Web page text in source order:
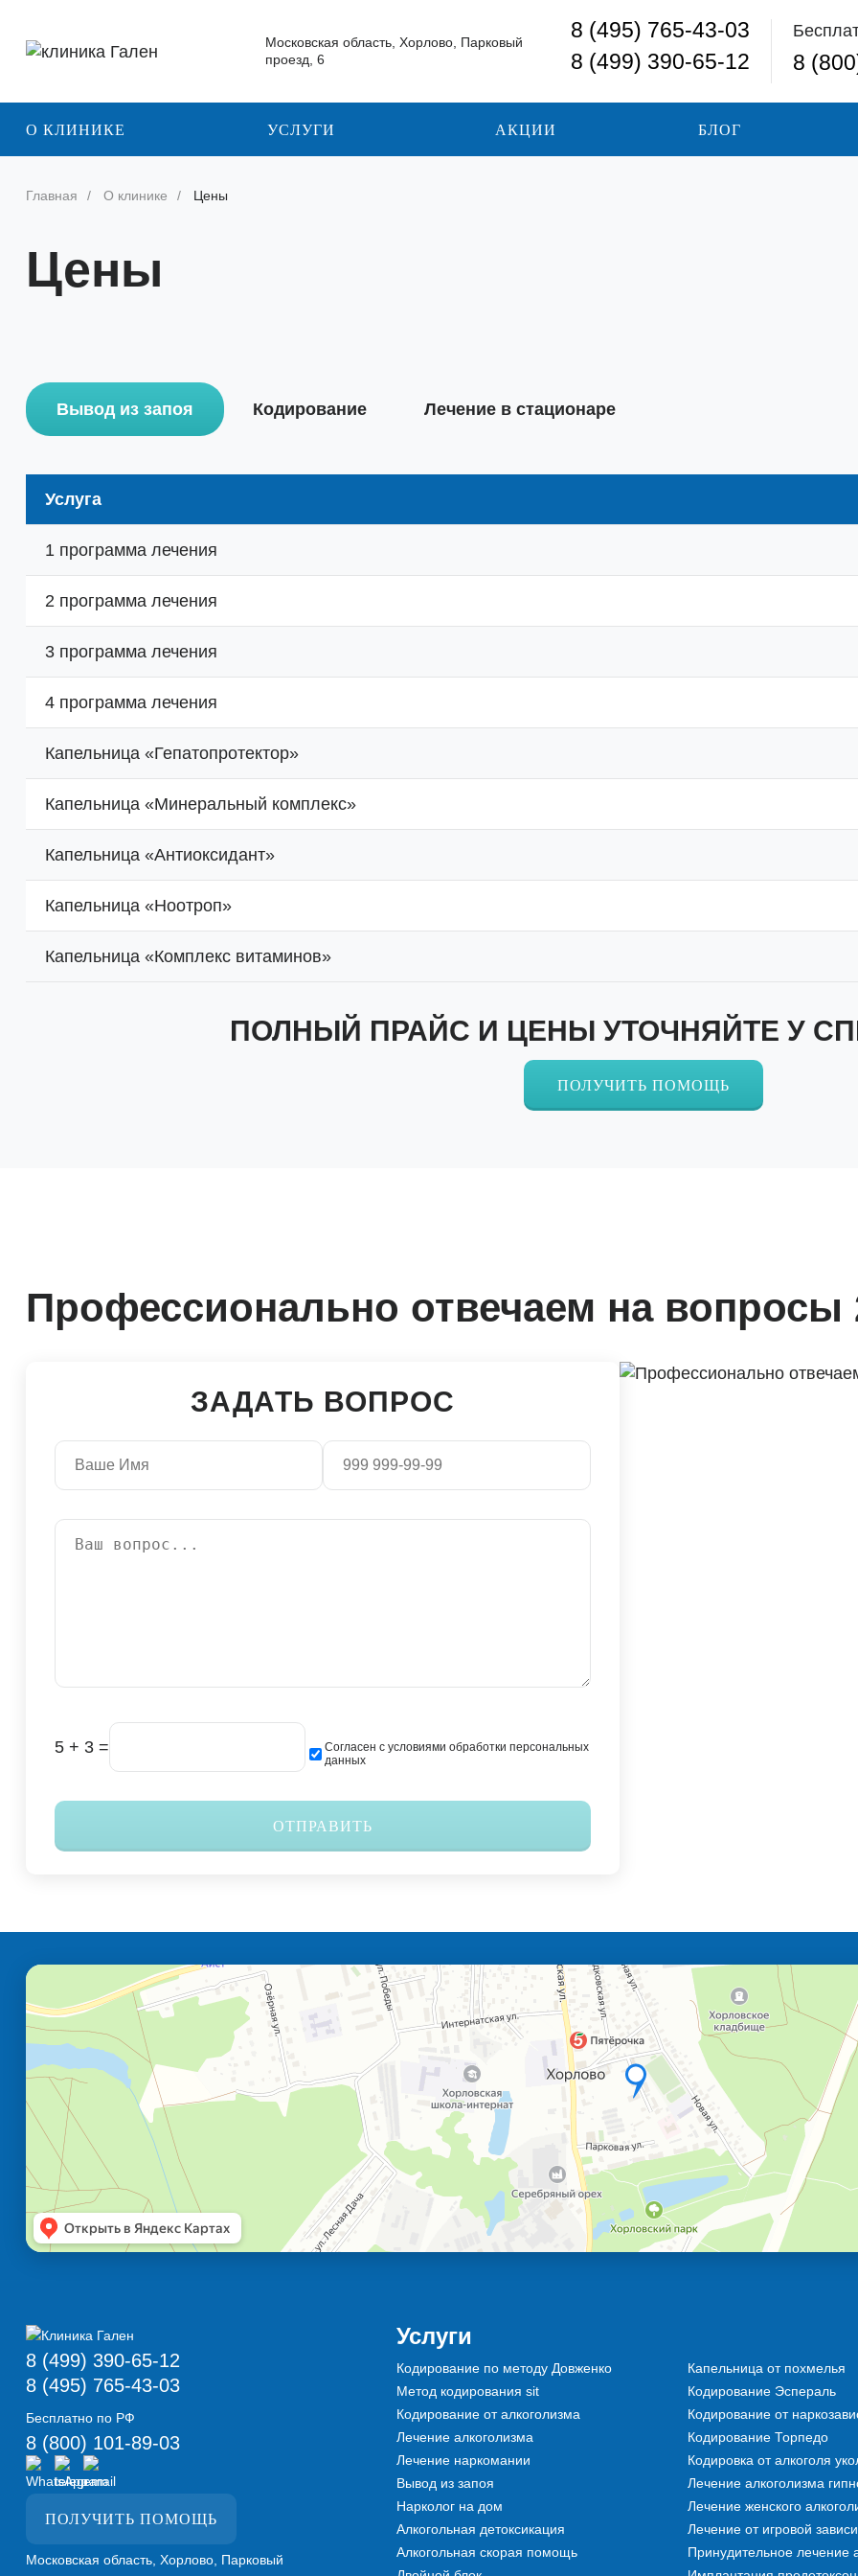
Московская область, Хорлово, Парковый
проезд, 6
8 (495) 765-43-03
8 (499) 390-65-12
8
О КЛИНИКЕ УСЛУГИ АКЦИИ БЛОГ
Главная О клинике Цены
Цены
Вывод из запоя Кодирование Лечение в стационаре
Услуга
1 программа лечения
2 программа лечения
3 программа лечения
4 программа лечения
Капельница «Гепатопротектор»
Капельница «Минеральный комплекс»
Капельница «Антиоксидант»
Капельница «Ноотроп»
Капельница «Комплекс витаминов»
ПОЛНЫЙ ПРАЙС И ЦЕНЫ УТОЧНЯЙТЕ У
ПОЛУЧИТЬ ПОМОЩЬ
Профессионально отвечаем на вопросы
ЗАДАТЬ ВОПРОС
5 + 3 =
Согласен с условиями обработки персональных
данных
ОТПРАВИТЬ
8 (499) 390-65-12
8 (495) 765-43-03
Бесплатно по РФ
8 (800) 101-89-03
ПОЛУЧИТЬ ПОМОЩЬ
Московская область, Хорлово, Парковый
Услуги
Кодирование по методу Довженко
Метод кодирования sit
Кодирование от алкоголизма
Лечение алкоголизма
Лечение наркомании
Вывод из запоя
Нарколог на дом
Алкогольная детоксикация
Алкогольная скорая помощь
Капельница от похмелья
Кодирование Эспераль
Кодирование от
Кодирование Торпедо
Кодировка от алкоголя
Лечение алкоголизма
Лечение женского
Лечение от игровой
Принудительное лечение